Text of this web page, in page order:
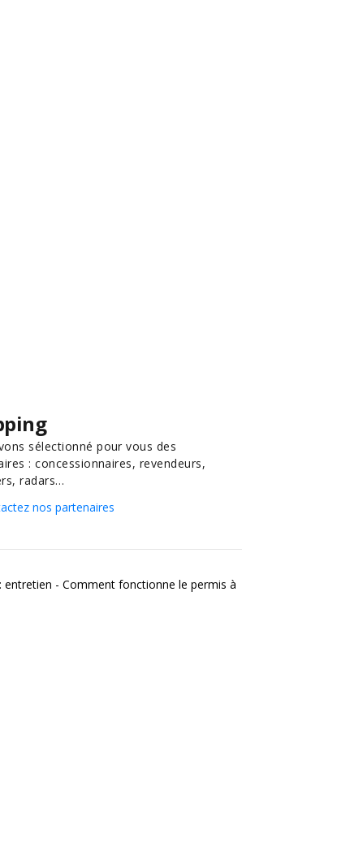
sélectionné pour vous des
: concessionnaires, revendeurs,
radars…
nos partenaires
entretien - Comment fonctionne le permis à